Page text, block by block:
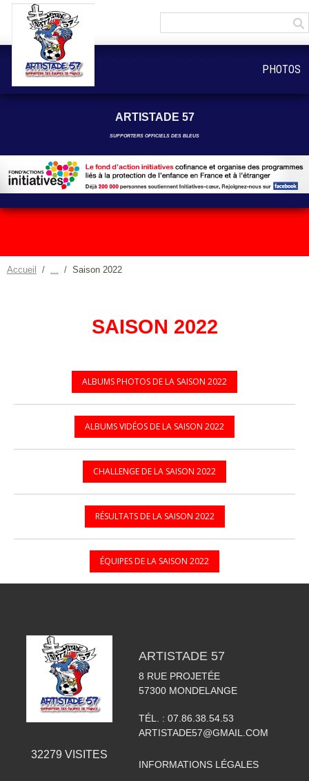
ARTISTADE 57
SUPPORTERS OFFICIELS DES BLEUS
Accueil Saison 2022
SAISON 2022
ALBUMS PHOTOS DE LA SAISON 2022
ALBUMS VIDÉOS DE LA SAISON 2022
CHALLENGE DE LA SAISON 2022
RÉSULTATS DE LA SAISON 2022
ÉQUIPES DE LA SAISON 2022
PHOTOS
32279 VISITES
ARTISTADE 57
8 RUE PROJETÉE
57300 MONDELANGE
TÉL. : 07.86.38.54.53
ARTISTADE57@GMAIL.COM
INFORMATIONS LÉGALES
Panneau de gestion des cookies